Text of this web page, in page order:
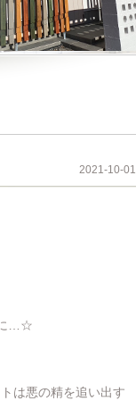
2021-10-01
に…☆
は悪の精を追い出す